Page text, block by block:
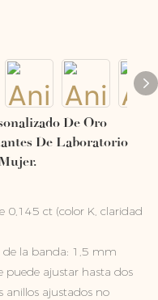
De Oro
De Laboratorio
0,145 ct (color K, claridad
de la banda: 1,5 mm
puede ajustar hasta dos
anillos ajustados no